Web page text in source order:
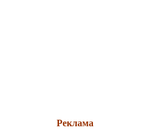
Реклама